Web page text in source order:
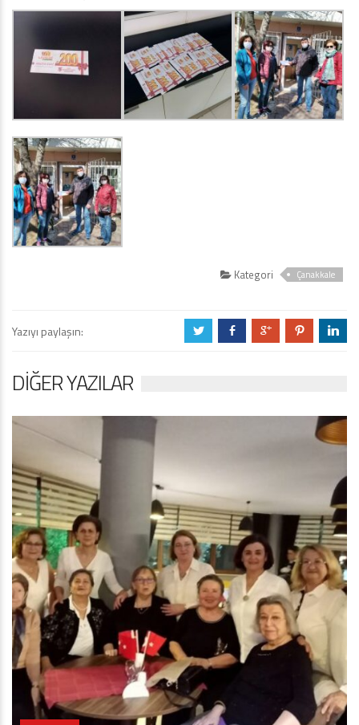
Kategori Çanakkale
Yazıyı paylaşın: a b c d j
DIĞER YAZILAR